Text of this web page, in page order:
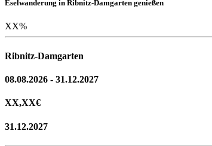
Eselwanderung in Ribnitz-Damgarten genießen
XX%
Ribnitz-Damgarten
08.08.2026 - 31.12.2027
XX,XX€
31.12.2027